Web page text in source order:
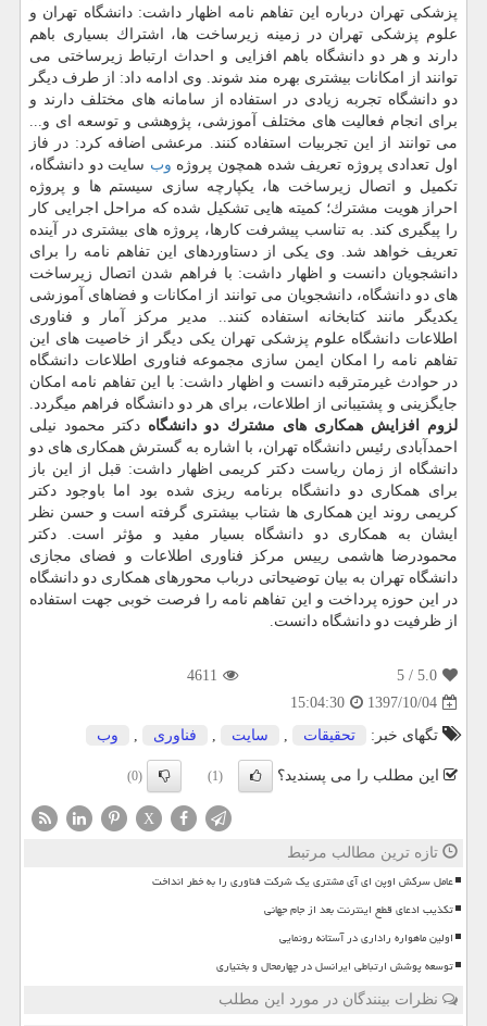
پزشكی تهران درباره این تفاهم نامه اظهار داشت: دانشگاه تهران و
علوم پزشكی تهران در زمینه زیرساخت ها، اشتراك بسیاری باهم
دارند و هر دو دانشگاه باهم افزایی و احداث ارتباط زیرساختی می
توانند از امكانات بیشتری بهره مند شوند. وی ادامه داد: از طرف دیگر
دو دانشگاه تجربه زیادی در استفاده از سامانه های مختلف دارند و
برای انجام فعالیت های مختلف آموزشی، پژوهشی و توسعه ای و...
می توانند از این تجربیات استفاده كنند. مرعشی اضافه كرد: در فاز
اول تعدادی پروژه تعریف شده همچون پروژه وب سایت دو دانشگاه،
تكمیل و اتصال زیرساخت ها، یكپارچه سازی سیستم ها و پروژه
احراز هویت مشترك؛ كمیته هایی تشكیل شده كه مراحل اجرایی كار
را پیگیری كند. به تناسب پیشرفت كارها، پروژه های بیشتری در آینده
تعریف خواهد شد. وی یكی از دستاوردهای این تفاهم نامه را برای
دانشجویان دانست و اظهار داشت: با فراهم شدن اتصال زیرساخت
های دو دانشگاه، دانشجویان می توانند از امكانات و فضاهای آموزشی
یكدیگر مانند كتابخانه استفاده كنند.. مدیر مركز آمار و فناوری
اطلاعات دانشگاه علوم پزشكی تهران یكی دیگر از خاصیت های این
تفاهم نامه را امكان ایمن سازی مجموعه فناوری اطلاعات دانشگاه
در حوادث غیرمترقبه دانست و اظهار داشت: با این تفاهم نامه امكان
جایگزینی و پشتیبانی از اطلاعات، برای هر دو دانشگاه فراهم میگردد.
لزوم افزایش همكاری های مشترك دو دانشگاه دكتر محمود نیلی
احمدآبادی رئیس دانشگاه تهران، با اشاره به گسترش همكاری های دو
دانشگاه از زمان ریاست دكتر كریمی اظهار داشت: قبل از این باز
برای همكاری دو دانشگاه برنامه ریزی شده بود اما باوجود دكتر
كریمی روند این همكاری ها شتاب بیشتری گرفته است و حسن نظر
ایشان به همكاری دو دانشگاه بسیار مفید و مؤثر است. دكتر
محمودرضا هاشمی رییس مركز فناوری اطلاعات و فضای مجازی
دانشگاه تهران به بیان توضیحاتی درباب محورهای همكاری دو دانشگاه
در این حوزه پرداخت و این تفاهم نامه را فرصت خوبی جهت استفاده
از ظرفیت دو دانشگاه دانست.
5.0
/ 5
4611
1397/10/04
15:04:30
تگهای خبر:
تحقیقات , سایت , فناوری , وب
این مطلب را می پسندید؟ (1)
(0)
X
تازه ترین مطالب مرتبط
عامل سرکش اوپن ای آی مشتری یک شرکت فناوری را به خطر انداخت
تکذیب ادعای قطع اینترنت بعد از جام جهانی
اولین ماهواره راداری در آستانه رونمایی
توسعه پوشش ارتباطی ایرانسل در چهارمحال و بختیاری
نظرات بینندگان در مورد این مطلب